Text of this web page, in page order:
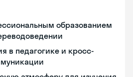
образованием
в педагогике и кросс-